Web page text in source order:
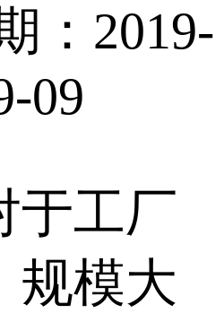
：2019-
09
工厂
规模大